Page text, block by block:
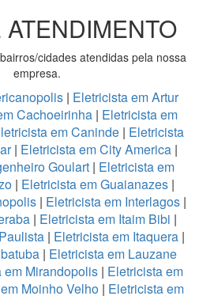
cidades atendidas pela nossa
empresa.
| Eletricista em Artur
Cachoeirinha | Eletricista em
em Caninde | Eletricista
| Eletricista em City America |
Goulart | Eletricista em
| Eletricista em Guaianazes |
| Eletricista em Interlagos|
| Eletricista em Itaim Bibi |
| Eletricista em Itaquera |
| Eletricista em Lauzane
em Mirandopolis | Eletricista em
Moinho Velho | Eletricista em